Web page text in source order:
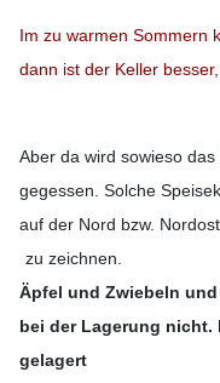
Im zu warmen Sommern
dann ist der Keller
Aber da wird sowieso
gegessen. Solche
auf der Nord bzw.
zu zeichnen.
Äpfel und Zwiebeln
bei der Lagerung nicht.
gelagert